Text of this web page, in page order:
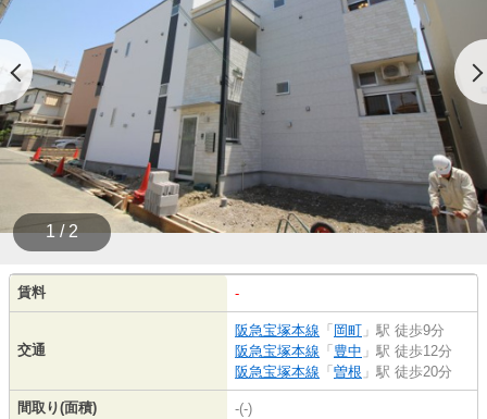
1 / 2
賃料 -
交通
阪急宝塚本線 「 岡町 」駅 徒歩9分
阪急宝塚本線 「 豊中 」駅 徒歩12分
阪急宝塚本線 「 曽根 」駅 徒歩20分
間取り(面積) -(-)